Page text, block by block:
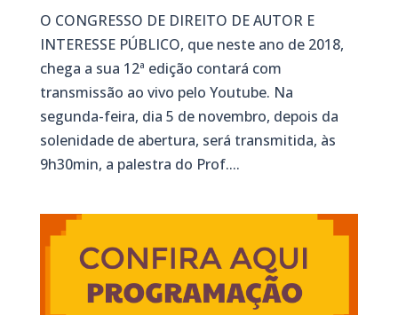
O CONGRESSO DE DIREITO DE AUTOR E
INTERESSE PÚBLICO, que neste ano de 2018,
chega a sua 12ª edição contará com
transmissão ao vivo pelo Youtube. Na
segunda-feira, dia 5 de novembro, depois da
solenidade de abertura, será transmitida, às
9h30min, a palestra do Prof....